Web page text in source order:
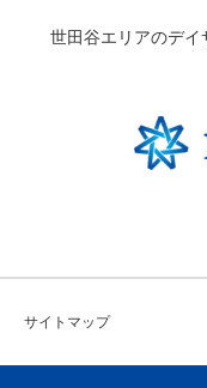
世田谷エリアのデ
サイトマップ